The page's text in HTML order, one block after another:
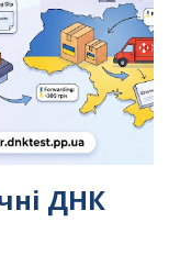
відомості
Довідник
повіту :
парафіях
всіх
родини Ві...
ДНК